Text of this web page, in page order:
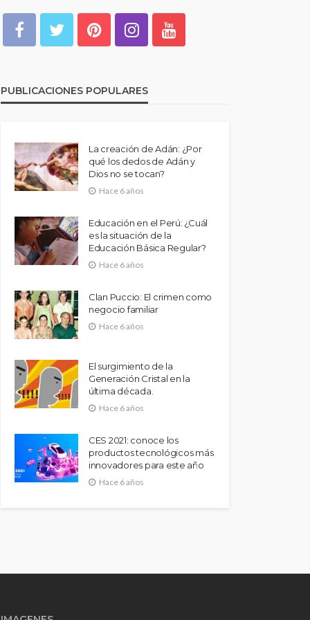
PUBLICACIONES POPULARES
La creación de Adán: ¿Por
qué los dedos de Adán y
Dios no se tocan?
Hace 6 años
Educación en el Perú: ¿Cuál
es la situación de la
Educación Básica Regular?
Hace 6 años
Clan Puccio: El crimen como
negocio familiar
Hace 6 años
El surgimiento de la
Generación Cristal en la
última década.
Hace 6 años
CES 2021: conoce los
productos tecnológicos más
innovadores para este año
Hace 6 años